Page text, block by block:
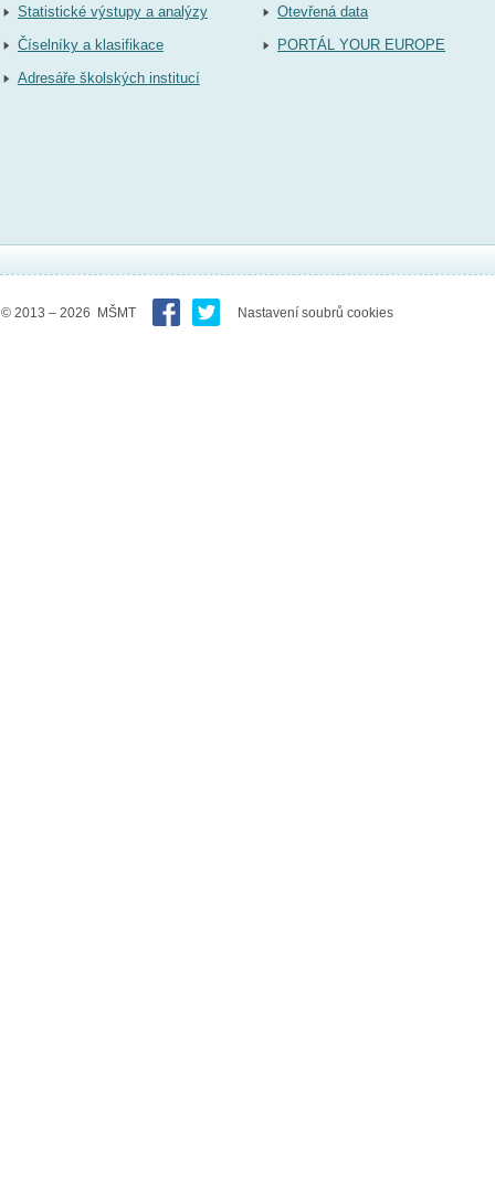
Statistické výstupy a analýzy
Číselníky a klasifikace
Adresáře školských institucí
Otevřená data
PORTÁL YOUR EUROPE
© 2013 – 2026 MŠMT Nastavení soubrů cookies